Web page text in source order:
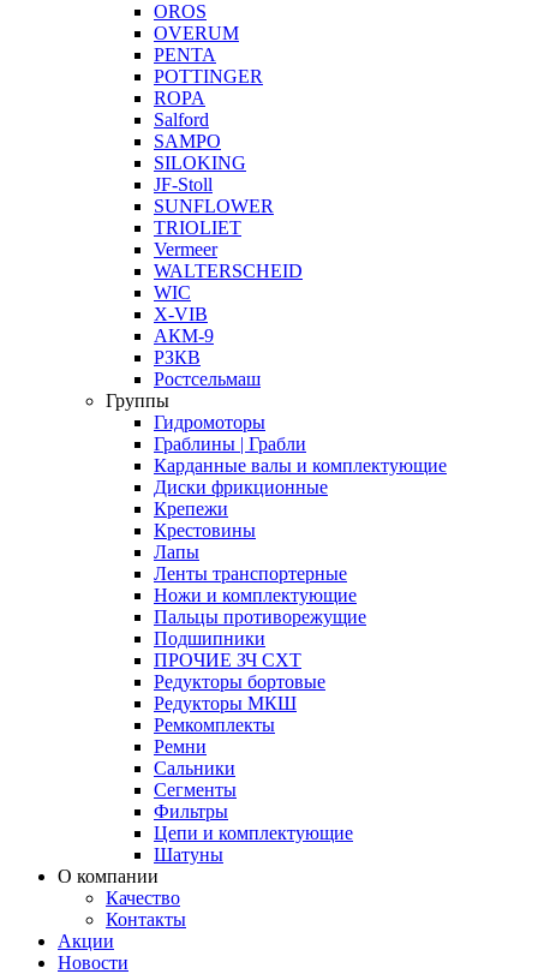
OROS
OVERUM
PENTA
POTTINGER
ROPA
Salford
SAMPO
SILOKING
JF-Stoll
SUNFLOWER
TRIOLIET
Vermeer
WALTERSCHEID
WIC
X-VIB
АКМ-9
РЗКВ
Ростсельмаш
Группы
Гидромоторы
Граблины | Грабли
Карданные валы и комплектующие
Диски фрикционные
Крепежи
Крестовины
Лапы
Ленты транспортерные
Ножи и комплектующие
Пальцы противорежущие
Подшипники
ПРОЧИЕ ЗЧ СХТ
Редукторы бортовые
Редукторы МКШ
Ремкомплекты
Ремни
Сальники
Сегменты
Фильтры
Цепи и комплектующие
Шатуны
О компании
Качество
Контакты
Акции
Новости